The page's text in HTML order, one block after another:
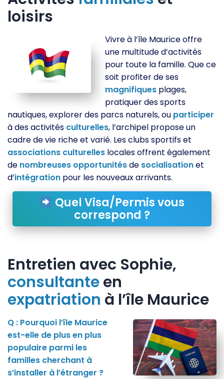
loisirs
Vivre à l’île Maurice offre
une multitude d’activités
pour toute la famille. Que ce
soit profiter de ses
magnifiques plages,
pratiquer des sports
nautiques, explorer des parcs naturels, ou participer
à des activités culturelles, l’archipel propose un
cadre de vie riche et varié. Les clubs sportifs et
associations culturelles locales offrent également
de nombreuses opportunitésde socialisationet
d’intégration pour les nouveaux arrivants.
Quel Visa/Permis vous
correspond ?
Entretien avec Sophie,
consultanteen
expatriation à l’île Maurice
Q : Pourquoi l’île Maurice
est-elle de plus en plus
populaire parmi les
familles cherchant à
s’installer à l’étranger ?